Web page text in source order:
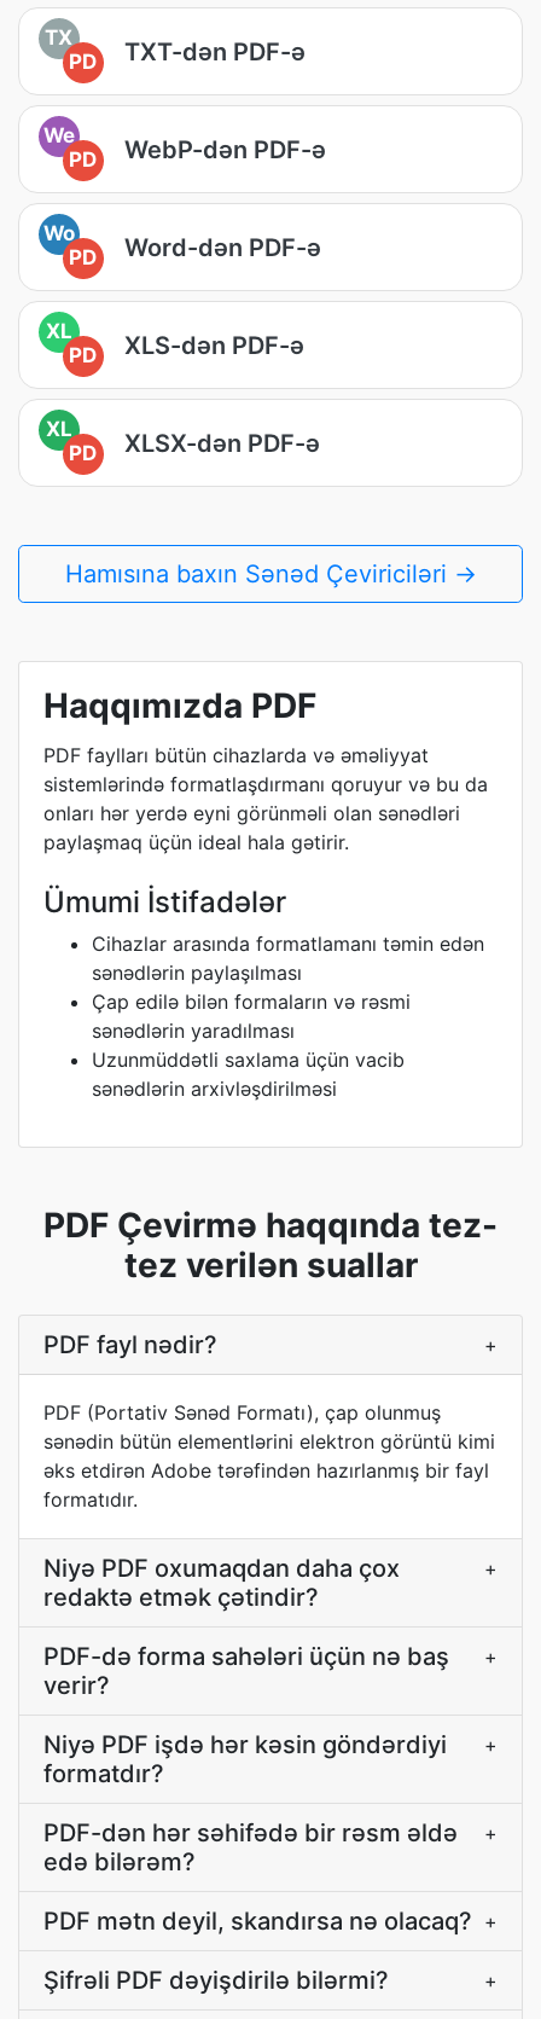
TX
PD
TXT-dən PDF-ə
We
PD
WebP-dən PDF-ə
Wo
PD
Word-dən PDF-ə
XL
PD
XLS-dən PDF-ə
XL
PD
XLSX-dən PDF-ə
Hamısına baxın Sənəd Çeviriciləri →
Haqqımızda PDF
PDF faylları bütün cihazlarda və əməliyyat
sistemlərində formatlaşdırmanı qoruyur və bu da
onları hər yerdə eyni görünməli olan sənədləri
paylaşmaq üçün ideal hala gətirir.
Ümumi İstifadələr
Cihazlar arasında formatlamanı təmin edən
sənədlərin paylaşılması
Çap edilə bilən formaların və rəsmi
sənədlərin yaradılması
Uzunmüddətli saxlama üçün vacib
sənədlərin arxivləşdirilməsi
PDF Çevirmə haqqında tez-
tez verilən suallar
PDF fayl nədir? +
PDF (Portativ Sənəd Formatı), çap olunmuş
sənədin bütün elementlərini elektron görüntü kimi
əks etdirən Adobe tərəfindən hazırlanmış bir fayl
formatıdır.
Niyə PDF oxumaqdan daha çox
redaktə etmək çətindir?
+
PDF-də forma sahələri üçün nə baş
verir?
+
Niyə PDF işdə hər kəsin göndərdiyi
formatdır?
+
PDF-dən hər səhifədə bir rəsm əldə
edə bilərəm?
+
PDF mətn deyil, skandırsa nə olacaq? +
Şifrəli PDF dəyişdirilə bilərmi? +